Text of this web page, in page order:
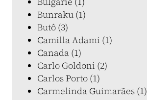
Bunraku (1)
Butô (3)
Camilla Adami (1)
Canada (1)
Carlo Goldoni (2)
Carlos Porto (1)
Carmelinda Guimarães (1)